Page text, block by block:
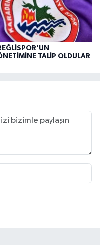
TALİP OLDULAR